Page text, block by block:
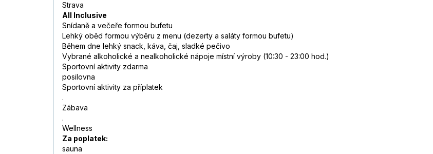
Strava
All Inclusive
Snídaně a večeře formou bufetu
Lehký oběd formou výběru z menu (dezerty a saláty formou bufetu)
Během dne lehký snack, káva, čaj, sladké pečivo
Vybrané alkoholické a nealkoholické nápoje místní výroby (10:30 - 23:00 hod.)
Sportovní aktivity zdarma
posilovna
Sportovní aktivity za příplatek
.
Zábava
.
Wellness
Za poplatek:
sauna